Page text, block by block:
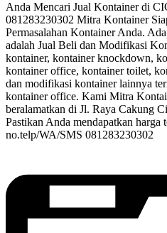
Anda Mencari Jual Kontainer di
081283230302 Mitra Kontainer
Permasalahan Kontainer Anda.
adalah Jual Beli dan Modifikasi
kontainer, kontainer knockdown,
kontainer office, kontainer toilet,
dan modifikasi kontainer lainnya
kontainer office. Kami Mitra
beralamatkan di Jl. Raya Cakung
Pastikan Anda mendapatkan
no.telp/WA/SMS 081283230302